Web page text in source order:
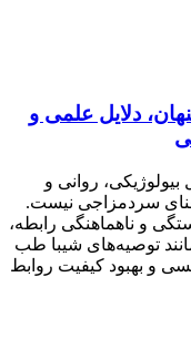
دلایل علمی و
روانی و
سردمزاجی نیست.
و ناهماهنگی رابطه،
توصیه‌های شیبا طب
و بهبود کیفیت روابط